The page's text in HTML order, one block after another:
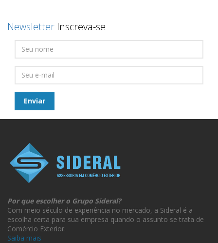
Newsletter Inscreva-se
Por que escolher o Grupo Sideral?
Com meio século de experiência no mercado, a Sideral é a
escolha certa para sua empresa quando o assunto se trata de
Comércio Exterior.
Saiba mais